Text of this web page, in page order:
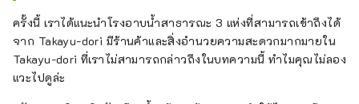
ครั้งนี้ เราได้แนะนำโรงอาบน้ำสาธารณะ 3 แห่งที่สามารถเข้าถึงได้
จาก Takayu-dori มีร้านค้าและสิ่งอำนวยความสะดวกมากมายใน
Takayu-dori ที่เราไม่สามารถกล่าวถึงในบทความนี้ ทำไมคุณไม่ลอง
แวะไปดูล่ะ